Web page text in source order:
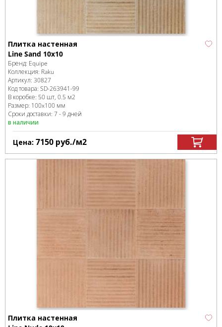
Плитка настенная
Line Sand 10x10
Бренд: Equipe
Коллекция: Raku
Артикул: 30827
Код товара: SD-263941-99
В коробке: 50 шт, 0.5 м2
Размер: 100x100 мм
Сроки доставки: 7 - 9 дней
в наличии
Цена: 7150 руб./м2
Плитка настенная